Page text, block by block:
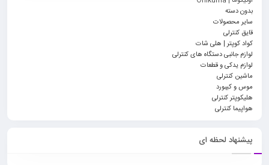
بدون دسته
سایر محصولات
قایق کنترلی
کواد کوپتر | هلی شات
لوازم جانبی دستگاه های کنترلی
لوازم یدکی و قطعات
ماشین کنترلی
موس و کیبورد
هلیکوپتر کنترلی
هواپیما کنترلی
پیشنهاد لحظه ای